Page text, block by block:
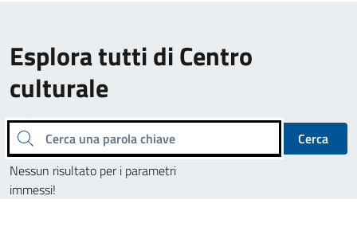
Esplora tutti di Centro
culturale
Cerca una parola chiave
Cerca
Nessun risultato per i parametri
immessi!